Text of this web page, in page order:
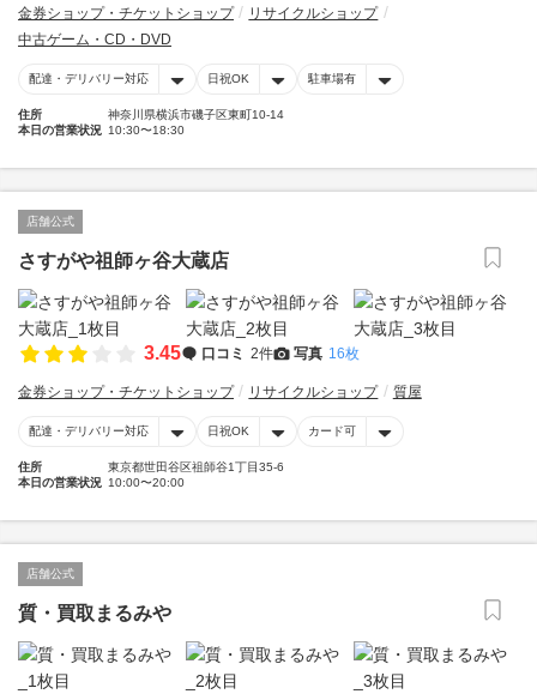
金券ショップ・チケットショップ
リサイクルショップ
中古ゲーム・CD・DVD
配達・デリバリー対応 日祝OK 駐車場有
住所
神奈川県横浜市磯子区東町10-14
本日の営業状況 10:30〜18:30
店舗公式
さすがや祖師ヶ谷大蔵店
3.45 口コミ 2件 写真 16枚
金券ショップ・チケットショップ リサイクルショップ 質屋
配達・デリバリー対応 日祝OK カード可
住所
東京都世田谷区祖師谷1丁目35-6
本日の営業状況 10:00〜20:00
店舗公式
質・買取まるみや